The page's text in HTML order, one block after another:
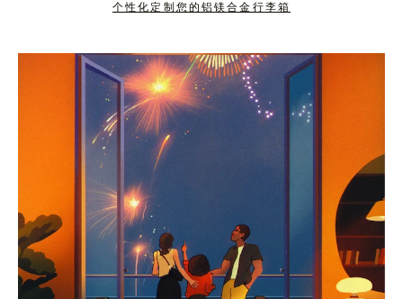
下
击
按
钮
取
消
静
个性化定制您的铝镁合金行李箱